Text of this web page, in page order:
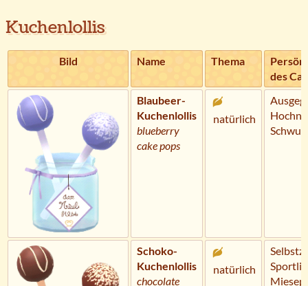
Kuchenlollis
Bild Name Thema
des
Blaubeer-
Kuchenlollis
blueberry
cake pops
natürlich
Schoko-
Kuchenlollis
chocolate
natürlich